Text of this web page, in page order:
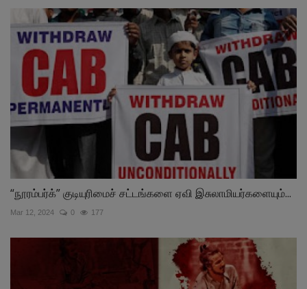
“நூரம்பர்க்” குடியுரிமைச் சட்டங்களை ஏவி இசுலாமியர்களையும்...
Mar 12, 2024 0 177